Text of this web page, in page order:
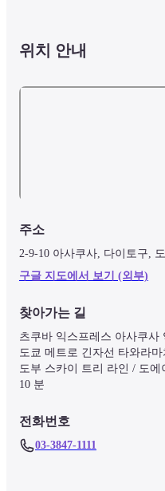
위치 안내
주소
2-9-10 아사쿠사, 다이토구,
구글 지도에서 보기 (외부)
찾아가는 길
츠쿠바 익스프레스 아사쿠사
도쿄 메트로 긴자선 타와라
도부 스카이 트리 라인 / 도
10 분
전화번호
03-3847-1111